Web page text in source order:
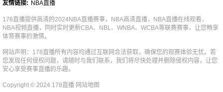
友情链接: NBA直播
178直播提供高清的2024NBA直播赛事，NBA高清直播，NBA直播在线观看，
NBA视频直播，同时实时更新CBA、NBL、WNBA、WCBA等联赛赛事，让您畅享
体育赛事的激情。
网站声明：178直播所有内容均通过互联网合法获取，确保您的观赛体验无忧。若
您发现任何侵权问题，请随时与我们联系，我们将尽快处理并删除侵权内容，让您
安心享受赛事直播的乐趣。
Copyright © 2024 178直播 网站地图